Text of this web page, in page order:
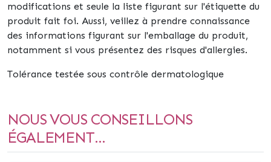
modifications et seule la liste figurant sur l'étiquette du
produit fait foi. Aussi, veillez à prendre connaissance
des informations figurant sur l'emballage du produit,
notamment si vous présentez des risques d'allergies.
Tolérance testée sous contrôle dermatologique
NOUS VOUS CONSEILLONS
ÉGALEMENT...